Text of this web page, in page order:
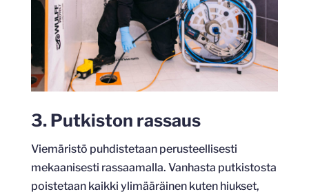
3. Putkiston rassaus
Viemäristö puhdistetaan perusteellisesti
mekaanisesti rassaamalla. Vanhasta putkistosta
poistetaan kaikki ylimääräinen kuten hiukset,